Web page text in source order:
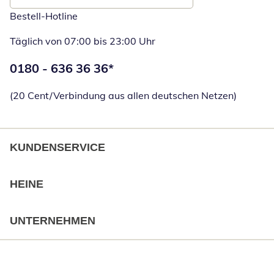
Bestell-Hotline
Täglich von 07:00 bis 23:00 Uhr
Telefonnummer:
0180 - 636 36 36*
(20 Cent/Verbindung aus allen deutschen Netzen)
KUNDENSERVICE
HEINE
UNTERNEHMEN